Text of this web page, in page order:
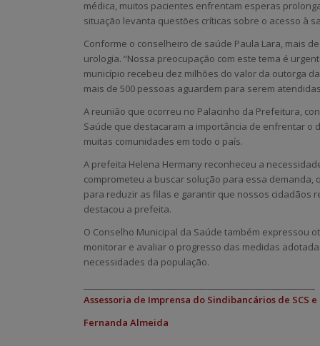
médica, muitos pacientes enfrentam esperas
situação levanta questões críticas sobre o acesso à
Conforme o conselheiro de saúde Paula Lara, mais
urologia. “Nossa preocupação com este tema é
município recebeu dez milhões do valor da outorga
mais de 500 pessoas aguardem para serem
A reunião que ocorreu no Palacinho da Prefeitura,
Saúde que destacaram a importância de enfrentar
muitas comunidades em todo o país.
A prefeita Helena Hermany reconheceu a
comprometeu a buscar solução para essa demanda,
para reduzir as filas e garantir que nossos cidadãos
destacou a prefeita.
O Conselho Municipal da Saúde também expressou
monitorar e avaliar o progresso das medidas
necessidades da população.
Assessoria de Imprensa do Sindibancários de SCS e
Fernanda Almeida